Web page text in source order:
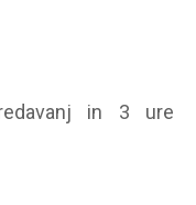
in 3 ure